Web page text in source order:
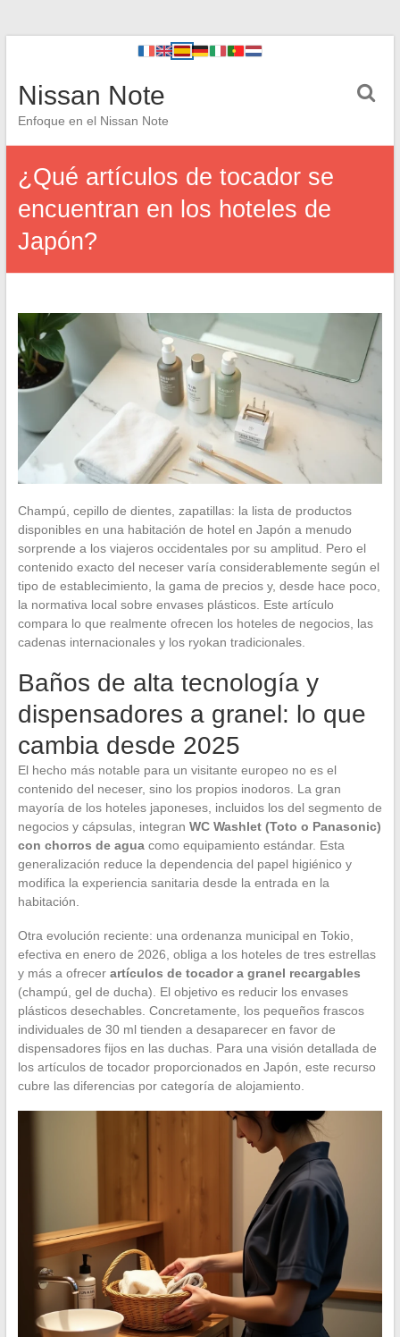
Nissan Note
Enfoque en el Nissan Note
¿Qué artículos de tocador se
encuentran en los hoteles de
Japón?
Champú, cepillo de dientes, zapatillas: la lista de productos
disponibles en una habitación de hotel en Japón a menudo
sorprende a los viajeros occidentales por su amplitud. Pero el
contenido exacto del neceser varía considerablemente según el
tipo de establecimiento, la gama de precios y, desde hace poco,
la normativa local sobre envases plásticos. Este artículo
compara lo que realmente ofrecen los hoteles de negocios, las
cadenas internacionales y los ryokan tradicionales.
Baños de alta tecnología y
dispensadores a granel: lo que
cambia desde 2025
El hecho más notable para un visitante europeo no es el
contenido del neceser, sino los propios inodoros. La gran
mayoría de los hoteles japoneses, incluidos los del segmento de
negocios y cápsulas, integran WC Washlet (Toto o Panasonic)
con chorros de aguacomo equipamiento estándar. Esta
generalización reduce la dependencia del papel higiénico y
modifica la experiencia sanitaria desde la entrada en la
habitación.
Otra evolución reciente: una ordenanza municipal en Tokio,
efectiva en enero de 2026, obliga a los hoteles de tres estrellas
y más a ofrecer artículos de tocador a granel recargables
(champú, gel de ducha). El objetivo es reducir los envases
plásticos desechables. Concretamente, los pequeños frascos
individuales de 30 ml tienden a desaparecer en favor de
dispensadores fijos en las duchas. Para una visión detallada de
los artículos de tocador proporcionados en Japón, este recurso
cubre las diferencias por categoría de alojamiento.